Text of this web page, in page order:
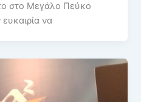
στο Μεγάλο Πεύκο
να